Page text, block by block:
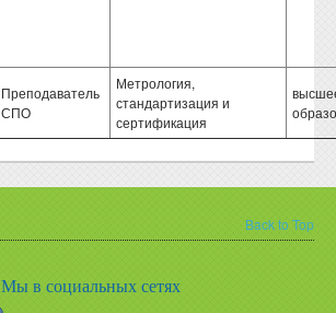
Преподаватель
СПО
Метрология,
стандартизация и
сертификация
Back to Top
Мы в социальных сетях